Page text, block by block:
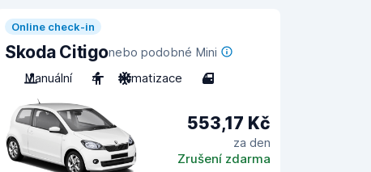
Online check-in
Skoda Citigonebo podobné Mini
Manuální
4 Klimatizace 4
553,17 Kč
za den
Zrušení zdarma